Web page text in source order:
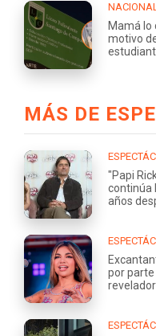
Mamá lo
motivo
MÁS DE
"Papi
continúa
años
por